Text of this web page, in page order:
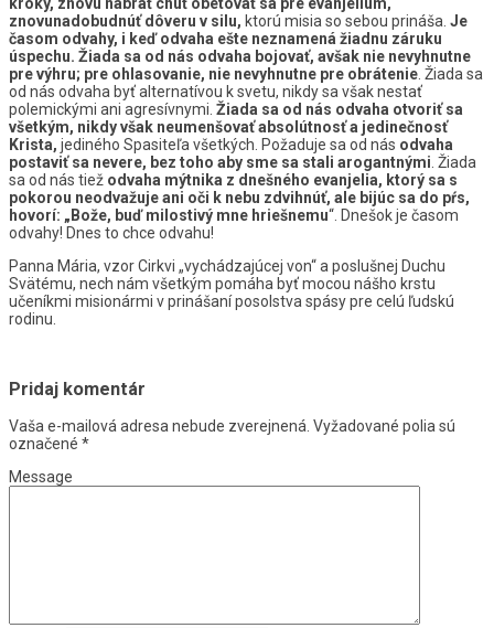
znovunadobudnúť dôveru v silu, ktorú misia so sebou prináša. Je
časom odvahy, i keď odvaha ešte neznamená žiadnu záruku
úspechu. Žiada sa od nás odvaha bojovať, avšak nie nevyhnutne
pre výhru; pre ohlasovanie, nie nevyhnutne pre obrátenie . Žiada sa
od nás odvaha byť alternatívou k svetu, nikdy sa však nestať
polemickými ani agresívnymi. Žiada sa od nás odvaha otvoriť sa
všetkým, nikdy však neumenšovať absolútnosť a jedinečnosť
Krista, jediného Spasiteľa všetkých. Požaduje sa od nás odvaha
postaviť sa nevere, bez toho aby sme sa stali arogantnými . Žiada
sa od nás tiež odvaha mýtnika z dnešného evanjelia, ktorý sa s
pokorou neodvažuje ani oči k nebu zdvihnúť, ale bijúc sa do pŕs,
hovorí: „Bože, buď milostivý mne hriešnemu“. Dnešok je časom
odvahy! Dnes to chce odvahu!
Panna Mária, vzor Cirkvi „vychádzajúcej von“ a poslušnej Duchu
Svätému, nech nám všetkým pomáha byť mocou nášho krstu
učeníkmi misionármi v prinášaní posolstva spásy pre celú ľudskú
rodinu.
Pridaj komentár
Vaša e-mailová adresa nebude zverejnená. Vyžadované polia sú
označené *
Message